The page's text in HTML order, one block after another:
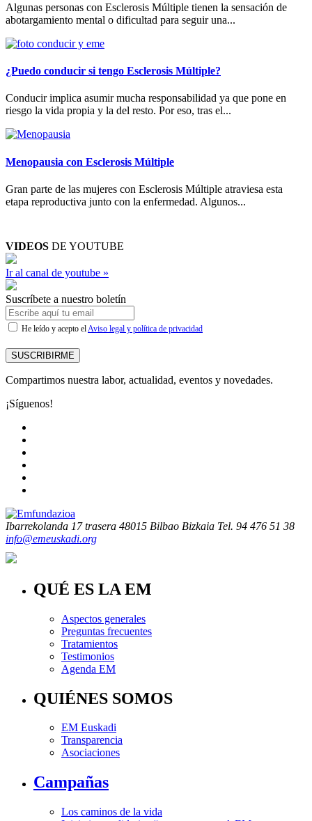
Algunas personas con Esclerosis Múltiple tienen la sensación de
abotargamiento mental o dificultad para seguir una...
¿Puedo conducir si tengo Esclerosis Múltiple?
Conducir implica asumir mucha responsabilidad ya que pone en
riesgo la vida propia y la del resto. Por eso, tras el...
Menopausia con Esclerosis Múltiple
Gran parte de las mujeres con Esclerosis Múltiple atraviesa esta
etapa reproductiva junto con la enfermedad. Algunos...
VIDEOS DE YOUTUBE
Ir al canal de youtube »
Suscríbete a nuestro boletín
He leído y acepto elAviso legal y política de privacidad
SUSCRIBIRME
Compartimos nuestra labor, actualidad, eventos y novedades.
¡Síguenos!
Ibarrekolanda 17 trasera 48015 Bilbao Bizkaia Tel. 94 476 51 38
info@emeuskadi.org
QUÉ ES LA EM
Aspectos generales
Preguntas frecuentes
Tratamientos
Testimonios
Agenda EM
QUIÉNES SOMOS
EM Euskadi
Transparencia
Asociaciones
Campañas
Los caminos de la vida